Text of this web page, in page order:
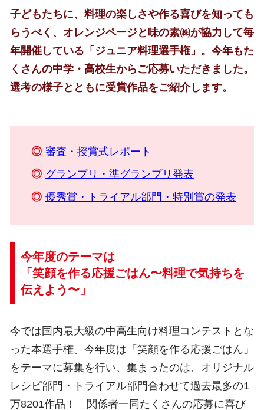
子どもたちに、料理の楽しさや作る喜びを知っても
らうべく、オレンジページと味の素㈱が協力して毎
年開催している「ジュニア料理選手権」。今年もた
くさんの中学・高校生からご応募いただきました。
選考の様子とともに受賞作品をご紹介します。
審査・授賞式レポート
グランプリ・準グランプリ発表
優秀賞・トライアル部門・特別賞の発表
今年度のテーマは
「笑顔を作る応援ごはん〜料理で気持ちを
伝えよう〜」
今では国内最大級の中高生向け料理コンテストとな
った本選手権。今年度は「笑顔を作る応援ごはん」
をテーマに募集を行い、集まったのは、オリジナル
レシピ部門・トライアル部門合わせて過去最多の1
万8201作品！ 関係者一同たくさんの応募に喜び